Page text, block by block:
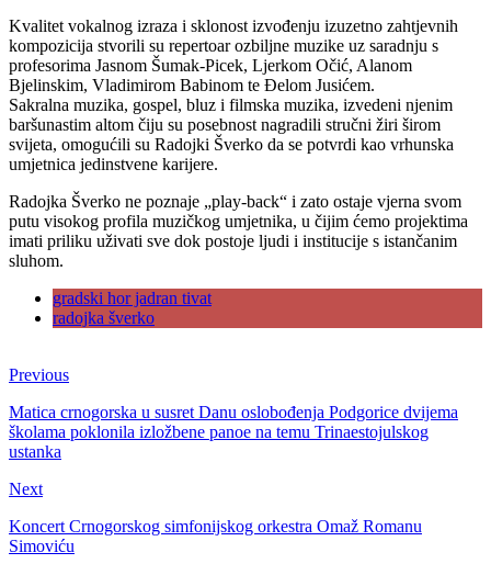
Kvalitet vokalnog izraza i sklonost izvođenju izuzetno zahtjevnih
kompozicija stvorili su repertoar ozbiljne muzike uz saradnju s
profesorima Jasnom Šumak-Picek, Ljerkom Očić, Alanom
Bjelinskim, Vladimirom Babinom te Đelom Jusićem.
Sakralna muzika, gospel, bluz i filmska muzika, izvedeni njenim
baršunastim altom čiju su posebnost nagradili stručni žiri širom
svijeta, omogućili su Radojki Šverko da se potvrdi kao vrhunska
umjetnica jedinstvene karijere.
Radojka Šverko ne poznaje „play-back“ i zato ostaje vjerna svom
putu visokog profila muzičkog umjetnika, u čijim ćemo projektima
imati priliku uživati sve dok postoje ljudi i institucije s istančanim
sluhom.
gradski hor jadran tivat
radojka šverko
Previous
Matica crnogorska u susret Danu oslobođenja Podgorice dvijema
školama poklonila izložbene panoe na temu Trinaestojulskog
ustanka
Next
Koncert Crnogorskog simfonijskog orkestra Omaž Romanu
Simoviću